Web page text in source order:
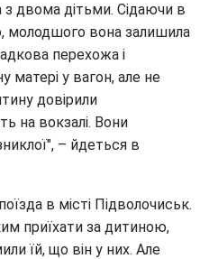
двома дітьми. Сідаючи в
молодшого вона залишила
перехожа і
матері у вагон, але не
довірили
на вокзалі. Вони
– йдеться в
в місті Підволочиськ.
приїхати за дитиною,
їй, що він у них. Але